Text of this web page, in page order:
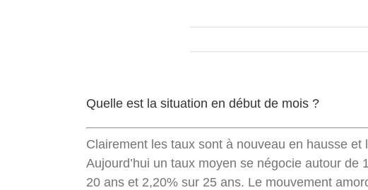
Quelle est la situation en début de mois ?
Clairement les taux sont à nouveau en hausse et
Aujourd’hui un taux moyen se négocie autour de
20 ans et 2,20% sur 25 ans. Le mouvement